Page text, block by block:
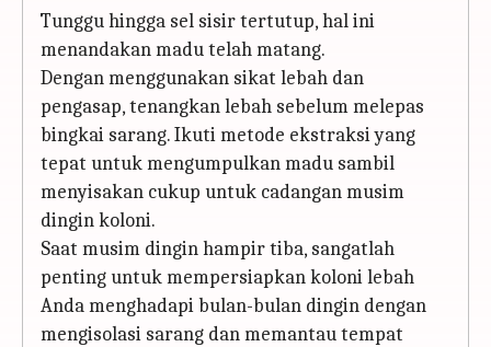
Tunggu hingga sel sisir tertutup, hal ini
menandakan madu telah matang.
Dengan menggunakan sikat lebah dan
pengasap, tenangkan lebah sebelum melepas
bingkai sarang. Ikuti metode ekstraksi yang
tepat untuk mengumpulkan madu sambil
menyisakan cukup untuk cadangan musim
dingin koloni.
Saat musim dingin hampir tiba, sangatlah
penting untuk mempersiapkan koloni lebah
Anda menghadapi bulan-bulan dingin dengan
mengisolasi sarang dan memantau tempat